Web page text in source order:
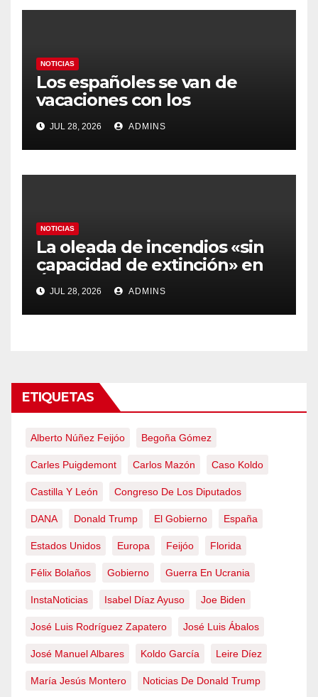
NOTICIAS
Los españoles se van de
vacaciones con los
carburantes hasta un 21%
más caros que el año pasado
y los hoteles disparados
JUL 28, 2026 ADMINS
NOTICIAS
La oleada de incendios «sin
capacidad de extinción» en
Ávila y al oeste de Madrid
obliga a declarar la
emergencia nacional
JUL 28, 2026 ADMINS
ETIQUETAS
Alberto Núñez Feijóo Begoña Gómez
Carles Puigdemont Carlos Mazón Caso Koldo
Castilla Y León Congreso De Los Diputados
DANA Donald Trump El Gobierno España
Estados Unidos Europa Feijóo Florida
Félix Bolaños Gobierno Guerra En Ucrania
InstaNoticias Isabel Díaz Ayuso Joe Biden
José Luis Rodríguez Zapatero José Luis Ábalos
José Manuel Albares Koldo García Leire Díez
María Jesús Montero Noticias De Donald Trump